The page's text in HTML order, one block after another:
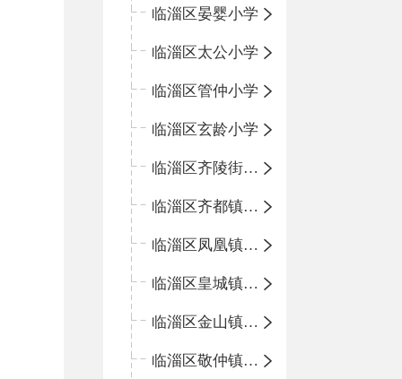
临淄区晏婴小学
临淄区太公小学
临淄区管仲小学
临淄区玄龄小学
临淄区齐陵街道中心学校
临淄区齐都镇中心学校
临淄区凤凰镇中心学校
临淄区皇城镇中心学校
临淄区金山镇中心学校
临淄区敬仲镇中心学校